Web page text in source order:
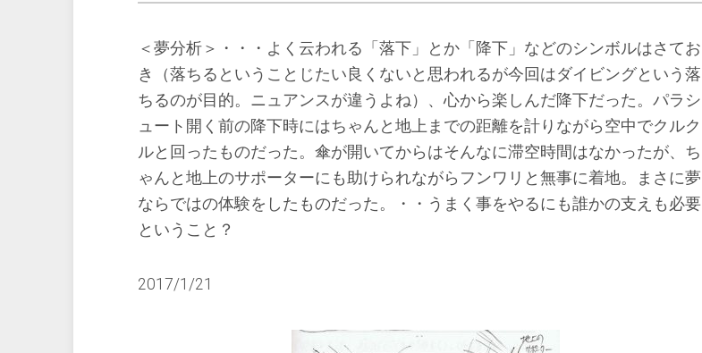
＜夢分析＞・・・よく云われる「落下」とか「降下」などのシンボルはさてお
き（落ちるということじたい良くないと思われるが今回はダイビングという落
ちるのが目的。ニュアンスが違うよね）、心から楽しんだ降下だった。パラシ
ュート開く前の降下時にはちゃんと地上までの距離を計りながら空中でクルク
ルと回ったものだった。傘が開いてからはそんなに滞空時間はなかったが、ち
ゃんと地上のサポーターにも助けられながらフンワリと無事に着地。まさに夢
ならではの体験をしたものだった。・・うまく事をやるにも誰かの支えも必要
ということ？
2017/1/21